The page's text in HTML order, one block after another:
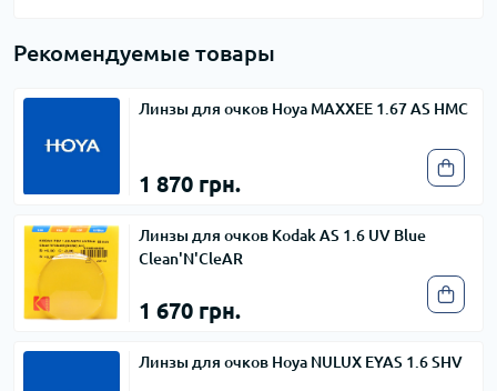
Рекомендуемые товары
Линзы для очков Hoya MAXXEE 1.67 AS HMC
1 870 грн.
Линзы для очков Kodak AS 1.6 UV Blue
Clean'N'CleAR
1 670 грн.
Линзы для очков Hoya NULUX EYAS 1.6 SHV